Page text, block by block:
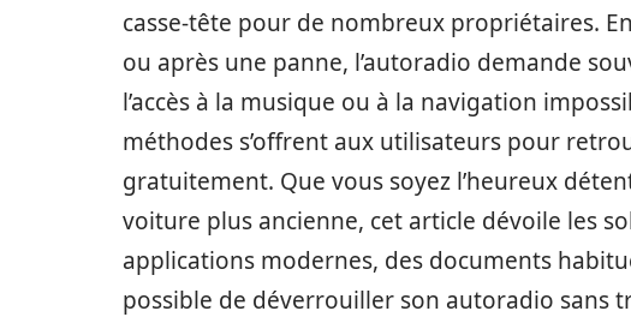
casse-tête pour de nombreux propriétaires.
ou après une panne, l’autoradio demande
l’accès à la musique ou à la navigation
méthodes s’offrent aux utilisateurs pour
gratuitement. Que vous soyez l’heureux
voiture plus ancienne, cet article dévoile les
applications modernes, des documents
possible de déverrouiller son autoradio sans